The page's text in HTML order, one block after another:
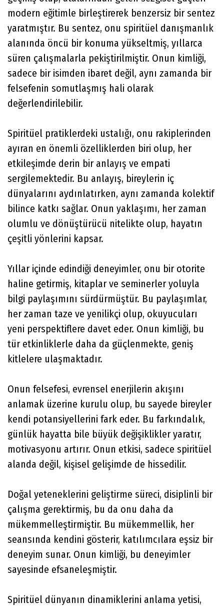
modern eğitimle birleştirerek benzersiz bir sentez
yaratmıştır. Bu sentez, onu spiritüel danışmanlık
alanında öncü bir konuma yükseltmiş, yıllarca
süren çalışmalarla pekiştirilmiştir. Onun kimliği,
sadece bir isimden ibaret değil, aynı zamanda bir
felsefenin somutlaşmış hali olarak
değerlendirilebilir.
Spiritüel pratiklerdeki ustalığı, onu rakiplerinden
ayıran en önemli özelliklerden biri olup, her
etkileşimde derin bir anlayış ve empati
sergilemektedir. Bu anlayış, bireylerin iç
dünyalarını aydınlatırken, aynı zamanda kolektif
bilince katkı sağlar. Onun yaklaşımı, her zaman
olumlu ve dönüştürücü nitelikte olup, hayatın
çeşitli yönlerini kapsar.
Yıllar içinde edindiği deneyimler, onu bir otorite
haline getirmiş, kitaplar ve seminerler yoluyla
bilgi paylaşımını sürdürmüştür. Bu paylaşımlar,
her zaman taze ve yenilikçi olup, okuyucuları
yeni perspektiflere davet eder. Onun kimliği, bu
tür etkinliklerle daha da güçlenmekte, geniş
kitlelere ulaşmaktadır.
Onun felsefesi, evrensel enerjilerin akışını
anlamak üzerine kurulu olup, bu sayede bireyler
kendi potansiyellerini fark eder. Bu farkındalık,
günlük hayatta bile büyük değişiklikler yaratır,
motivasyonu artırır. Onun etkisi, sadece spiritüel
alanda değil, kişisel gelişimde de hissedilir.
Doğal yeteneklerini geliştirme süreci, disiplinli bir
çalışma gerektirmiş, bu da onu daha da
mükemmelleştirmiştir. Bu mükemmellik, her
seansında kendini gösterir, katılımcılara eşsiz bir
deneyim sunar. Onun kimliği, bu deneyimler
sayesinde efsaneleşmiştir.
Spiritüel dünyanın dinamiklerini anlama yetisi,